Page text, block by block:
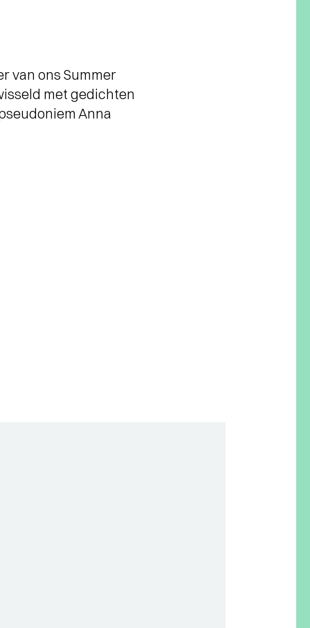
van ons Summer
met gedichten
Anna